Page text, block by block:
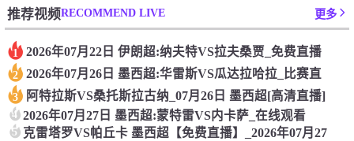
推荐视频RECOMMEND LIVE 更多
1 2026年07月22日 伊朗超:纳夫特VS拉夫桑贾_免费直播
2 2026年07月26日 墨西超:华雷斯VS瓜达拉哈拉_比赛直
3 阿特拉斯VS桑托斯拉古纳_07月26日 墨西超[高清直播]
4 2026年07月27日 墨西超:蒙特雷VS内卡萨_在线观看
5 克雷塔罗VS帕丘卡 墨西超【免费直播】_2026年07月27